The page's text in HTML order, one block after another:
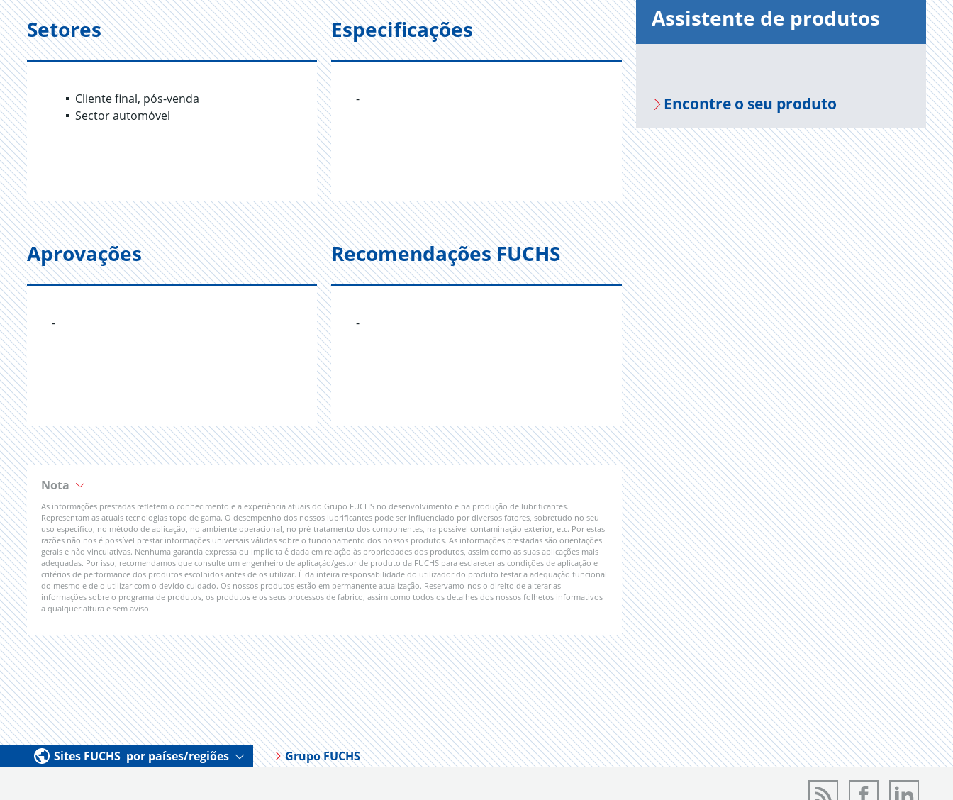
Setores
Cliente final, pós-venda
Sector automóvel
Especificações
-
Aprovações
-
Recomendações FUCHS
-
Nota
As informações prestadas refletem o conhecimento e a experiência atuais do Grupo FUCHS no desenvolvimento e na produção de lubrificantes.
Representam as atuais tecnologias topo de gama. O desempenho dos nossos lubrificantes pode ser influenciado por diversos fatores, sobretudo no seu
uso específico, no método de aplicação, no ambiente operacional, no pré-tratamento dos componentes, na possível contaminação exterior, etc. Por estas
razões não nos é possível prestar informações universais válidas sobre o funcionamento dos nossos produtos. As informações prestadas são orientações
gerais e não vinculativas. Nenhuma garantia expressa ou implícita é dada em relação às propriedades dos produtos, assim como as suas aplicações mais
adequadas. Por isso, recomendamos que consulte um engenheiro de aplicação/gestor de produto da FUCHS para esclarecer as condições de aplicação e
critérios de performance dos produtos escolhidos antes de os utilizar. É da inteira responsabilidade do utilizador do produto testar a adequação funcional
do mesmo e de o utilizar com o devido cuidado. Os nossos produtos estão em permanente atualização. Reservamo-nos o direito de alterar as
informações sobre o programa de produtos, os produtos e os seus processos de fabrico, assim como todos os detalhes dos nossos folhetos informativos
a qualquer altura e sem aviso.
Assistente de produtos
Encontre o seu produto
Sites FUCHS por países/regiões Grupo FUCHS